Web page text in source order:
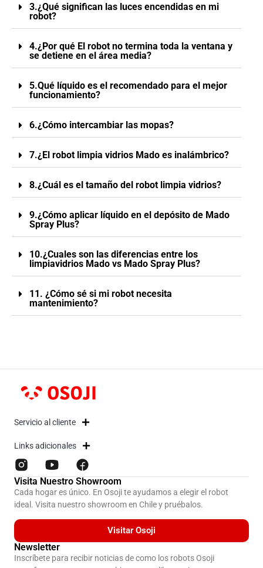
3.¿Qué significan las luces encendidas en mi
robot?
4.¿Por qué El robot no termina toda la ventana y
se detiene en el área media?
5.Qué líquido es el recomendado para el mejor
funcionamiento?
6.¿Cómo intercambiar las mopas?
7.¿El robot limpia vidrios Mado es inalámbrico?
8.¿Cuál es el tamaño del robot limpia vidrios?
9.¿Cómo aplicar líquido en el depósito de Mado
Spray Plus?
10.¿Cuales son las diferencias entre los
limpiavidrios Mado vs Mado Spray Plus?
11. ¿Cómo sé si mi robot necesita
mantenimiento?
Servicio al cliente
Links adicionales
Visita Nuestro Showroom
Cada hogar es único. En Osoji te ayudamos a elegir el robot
ideal. Visita nuestro showroom en Chile y pruébalos.
Visitar Osoji
Newsletter
Inscríbete para recibir noticias de como los robots Osoji